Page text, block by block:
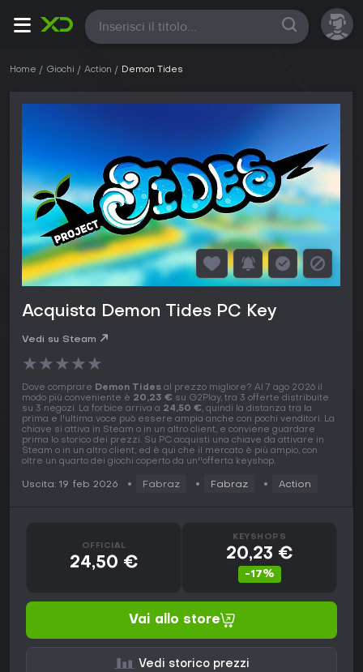
Tutte
Home Giochi Action Demon Tides
Acquista Demon Tides PC Key
Vedi su Steam
★★★★★
Dove comprare Demon Tides al prezzo migliore? Al 7 ago 2026 il
modo più conveniente è 20,23 € su G2Play, tra 3 offerte distribuite
su 3 negozi. La forbice arriva a 24,50 €, quindi la distanza tra la
prima e l'ultima voce può essere ampia anche con pochi venditori. La
chiave si attiva in Steam o in un altro client, e conviene guardare
prima lo storico dei prezzi. Su PC acquisti una chiave da attivare in
Steam o in un altro client, ed è qui che il mercato è più ampio, con
oltre un quarto dei giochi coperto da un''offerta keyshop.
Uscita: 19 feb 2026 Fabraz Fabraz Action
OFFICIAL
24,50 €
KEYSHOPS
20,23 €
-17%
Vai allo store
Vedi storico prezzi